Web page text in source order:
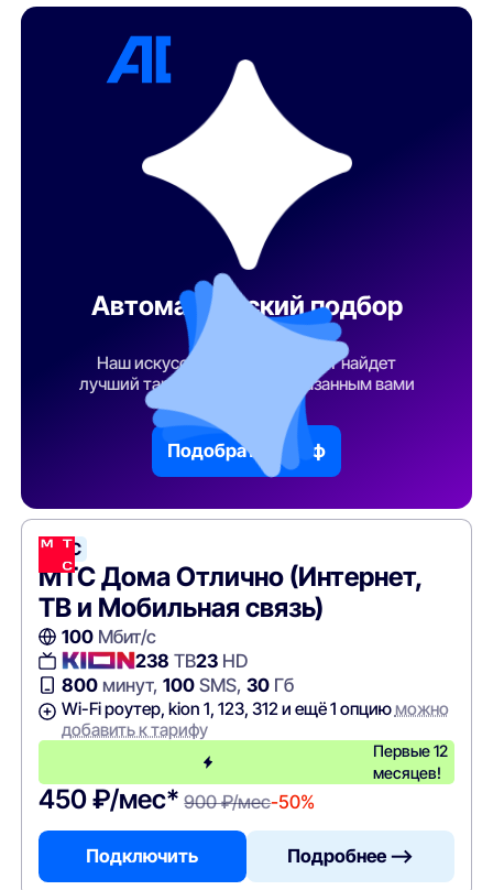
Автоматический подбор
тарифа
Наш искусственный интеллект найдет
лучший тарифный план по указанным вами
Подобрать тариф
МТС
МТС Дома Отлично (Интернет,
ТВ и Мобильная связь)
100Мбит/с
238 ТВ23HD
800минут, 100SMS, 30Гб
Wi-Fi роутер, kion 1, 123, 312 и ещё 1 опциюможно
добавить к тарифу
Первые 12
месяцев!
450 ₽/мес* 900 ₽/мес-50%
Подключить Подробнее —>